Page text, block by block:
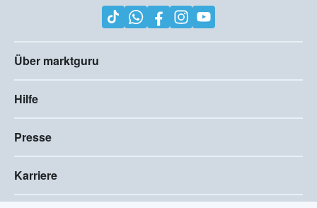
Über marktguru
Hilfe
Presse
Karriere